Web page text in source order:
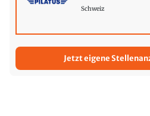
Schweiz
Jetzt eigene